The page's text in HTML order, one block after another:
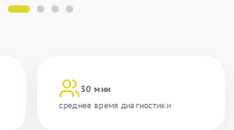
30 мин
среднее время диагностики